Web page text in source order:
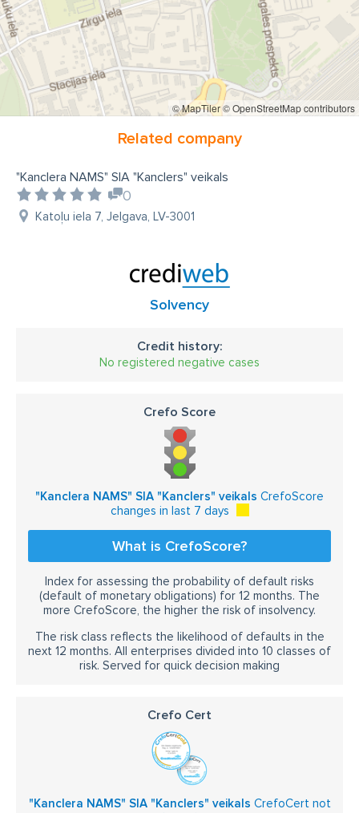
© MapTiler© OpenStreetMap contributors
Related company
"Kanclera NAMS" SIA "Kanclers" veikals
0
Katoļu iela 7, Jelgava, LV-3001
Solvency
Credit history:
No registered negative cases
Crefo Score
"Kanclera NAMS" SIA "Kanclers" veikals CrefoScore
changes in last 7 days
What is CrefoScore?
Index for assessing the probability of default risks
(default of monetary obligations) for 12 months. The
more CrefoScore, the higher the risk of insolvency.
The risk class reflects the likelihood of defaults in the
next 12 months. All enterprises divided into 10 classes of
risk. Served for quick decision making
Crefo Cert
"Kanclera NAMS" SIA "Kanclers" veikals CrefoCert not